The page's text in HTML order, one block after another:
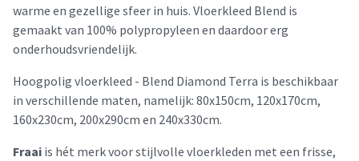
warme en gezellige sfeer in huis. Vloerkleed Blend is
gemaakt van 100% polypropyleen en daardoor erg
onderhoudsvriendelijk.
Hoogpolig vloerkleed - Blend Diamond Terra is beschikbaar
in verschillende maten, namelijk: 80x150cm, 120x170cm,
160x230cm, 200x290cm en 240x330cm.
Fraai is hét merk voor stijlvolle vloerkleden met een frisse,